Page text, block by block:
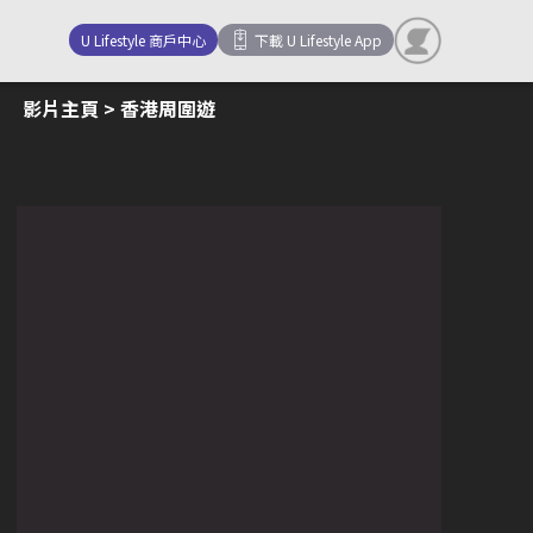
U Lifestyle 商戶中心 下載 U Lifestyle App
影片主頁 > 香港周圍遊